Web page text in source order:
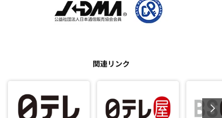
関連リンク